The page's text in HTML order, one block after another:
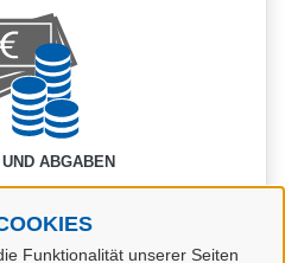
Funktionalität unserer Seiten
ABGABEN